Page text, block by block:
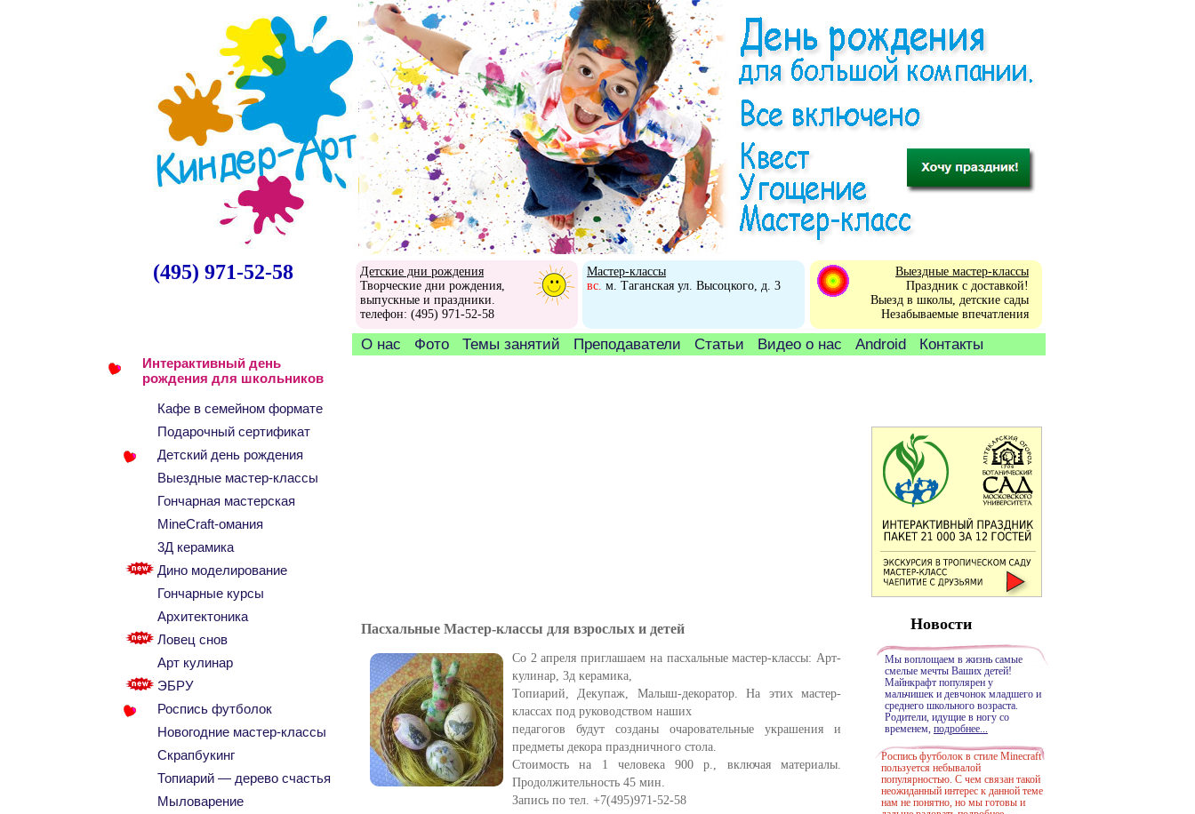
(495) 971-52-58
Детские дни рождения
Творческие дни рождения,
выпускные и праздники.
телефон: (495) 971-52-58
Мастер-классы
вс. м. Таганская ул. Высоцкого, д. 3
Выездные мастер-классы
Праздник с доставкой!
Выезд в школы, детские сады
Незабываемые впечатления
О нас Фото Темы занятий Преподаватели Статьи Видео о нас Android Контакты
Интерактивный день
рождения для школьников
Кафе в семейном формате
Подарочный сертификат
Детский день рождения
Выездные мастер-классы
Гончарная мастерская
MineCraft-омания
3Д керамика
Дино моделирование
Гончарные курсы
Архитектоника
Ловец снов
Арт кулинар
ЭБРУ
Роспись футболок
Новогодние мастер-классы
Скрапбукинг
Топиарий — дерево счастья
Мыловарение
Пасхальные Мастер-классы для взрослых и детей
Со 2 апреля приглашаем на пасхальные мастер-классы: Арт-
кулинар, 3д керамика,
Топиарий, Декупаж, Малыш-декоратор. На этих мастер-
классах под руководством наших
педагогов будут созданы очаровательные украшения и
предметы декора праздничного стола.
Стоимость на 1 человека 900 р., включая материалы.
Продолжительность 45 мин.
Запись по тел. +7(495)971-52-58
Новости
Мы воплощаем в жизнь самые
смелые мечты Ваших детей!
Майнкрафт популярен у
мальчишек и девчонок младшего и
среднего школьного возраста.
Родители, идущие в ногу со
временем, подробнее...
Роспись футболок в стиле Minecraft
пользуется небывалой
популярностью. С чем связан такой
неожиданный интерес к данной теме
нам не понятно, но мы готовы и